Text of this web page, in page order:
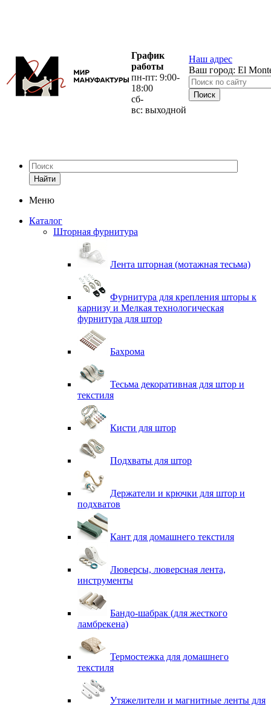
График
работы
пн-пт: 9:00-
18:00
сб-
вс: выходной
Наш адрес
Ваш город: El
Найти
Меню
Каталог
Шторная фурнитура
Лента шторная (мотажная тесьма)
Фурнитура для крепления шторы к
карнизу и Мелкая технологическая
фурнитура для штор
Бахрома
Тесьма декоративная для штор и
текстиля
Кисти для штор
Подхваты для штор
Держатели и крючки для штор и
подхватов
Кант для домашнего текстиля
Люверсы, люверсная лента,
инструменты
Бандо-шабрак (для жесткого
ламбрекена)
Термостежка для домашнего
текстиля
Утяжелители и магнитные ленты для